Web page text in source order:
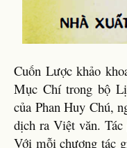
Cuốn Lược khảo
Mục Chí trong bộ
của Phan Huy Chú,
dịch ra Việt văn.
Với mỗi chương tác